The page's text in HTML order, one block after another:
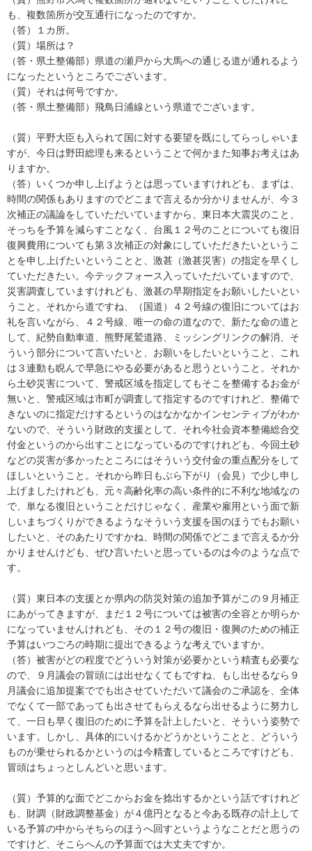
も、複数箇所が交互通行になったのですか。
（答）１カ所。
（質）場所は？
（答・県土整備部）県道の瀬戸から大馬への通じる道が通れるよう
になったというところでございます。
（質）それは何号ですか。
（答・県土整備部）飛鳥日浦線という県道でございます。
（質）平野大臣も入られて国に対する要望を既にしてらっしゃいま
すが、今日は野田総理も来るということで何かまた知事お考えはあ
りますか。
（答）いくつか申し上げようとは思っていますけれども、まずは、
時間の関係もありますのでどこまで言えるか分かりませんが、今３
次補正の議論をしていただいていますから、東日本大震災のこと、
そっちを予算を減らすことなく、台風１２号のことについても復旧
復興費用についても第３次補正の対象にしていただきたいというこ
とを申し上げたいということと、激甚（激甚災害）の指定を早くし
ていただきたい。今テックフォース入っていただいていますので、
災害調査していますけれども、激甚の早期指定をお願いしたいとい
うこと。それから道ですね、（国道）４２号線の復旧についてはお
礼を言いながら、４２号線、唯一の命の道なので、新たな命の道と
して、紀勢自動車道、熊野尾鷲道路、ミッシングリンクの解消、そ
ういう部分について言いたいと、お願いをしたいということ、これ
は３連動も睨んで早急にやる必要があると思うということ。それか
ら土砂災害について、警戒区域を指定してもそこを整備するお金が
無いと、警戒区域は市町が調査して指定するのですけれど、整備で
きないのに指定だけするというのはなかなかインセンティブがわか
ないので、そういう財政的支援として、それ今社会資本整備総合交
付金というのから出すことになっているのですけれども、今回土砂
などの災害が多かったところにはそういう交付金の重点配分をして
ほしいということ。それから昨日もぶら下がり（会見）で少し申し
上げましたけれども、元々高齢化率の高い条件的に不利な地域なの
で、単なる復旧ということだけじゃなく、産業や雇用という面で新
しいまちづくりができるようなそういう支援を国のほうでもお願い
したいと、そのあたりですかね、時間の関係でどこまで言えるか分
かりませんけども、ぜひ言いたいと思っているのは今のような点で
す。
（質）東日本の支援とか県内の防災対策の追加予算がこの９月補正
にあがってきますが、まだ１２号については被害の全容とか明らか
になっていませんけれども、その１２号の復旧・復興のための補正
予算はいつごろの時期に提出できるような考えでいますか。
（答）被害がどの程度でどういう対策が必要かという精査も必要な
ので、９月議会の冒頭には出せなくてもですね、もし出せるなら９
月議会に追加提案ででも出させていただいて議会のご承認を、全体
でなくて一部であっても出させてもらえるなら出せるように努力し
て、一日も早く復旧のために予算を計上したいと、そういう姿勢で
います。しかし、具体的にいけるかどうかということと、どういう
ものが乗せられるかというのは今精査しているところですけども、
冒頭はちょっとしんどいと思います。
（質）予算的な面でどこからお金を捻出するかという話ですけれど
も、財調（財政調整基金）が４億円となると今ある既存の計上して
いる予算の中からそちらのほうへ回すというようなことだと思うの
ですけど、そこらへんの予算面では大丈夫ですか。